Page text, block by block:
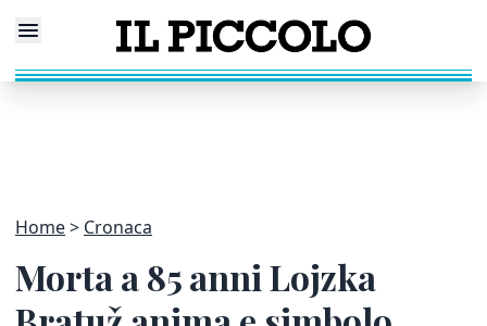
Home Cronaca
Morta a 85 anni Lojzka